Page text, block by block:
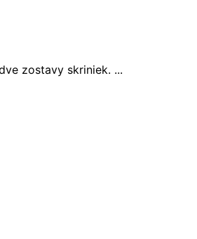
zostavy skriniek. ...